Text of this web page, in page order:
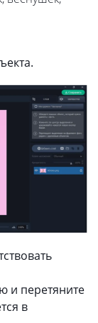
и перетяните
в